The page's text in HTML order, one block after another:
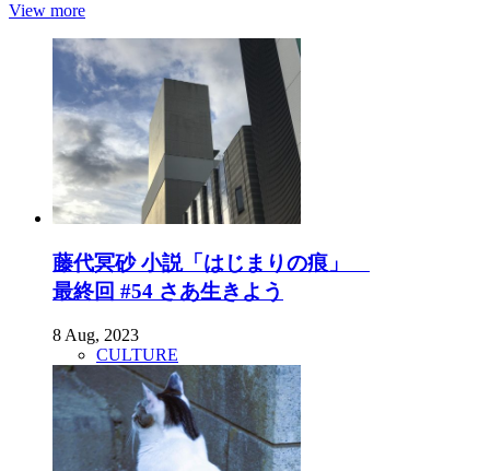
View more
藤代冥砂 小説「はじまりの痕」
最終回 #54 さあ生きよう
8 Aug, 2023
CULTURE